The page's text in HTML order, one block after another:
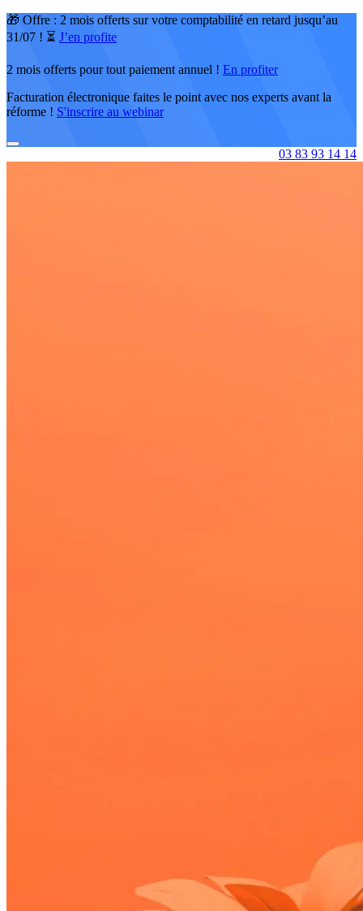
🎁 Offre : 2 mois offerts sur votre comptabilité en retard jusqu’au
31/07 ! ⏳ J’en profite
2 mois offerts pour tout paiement annuel ! En profiter
Facturation électronique faites le point avec nos experts avant la
réforme ! S'inscrire au webinar
03 83 93 14 14